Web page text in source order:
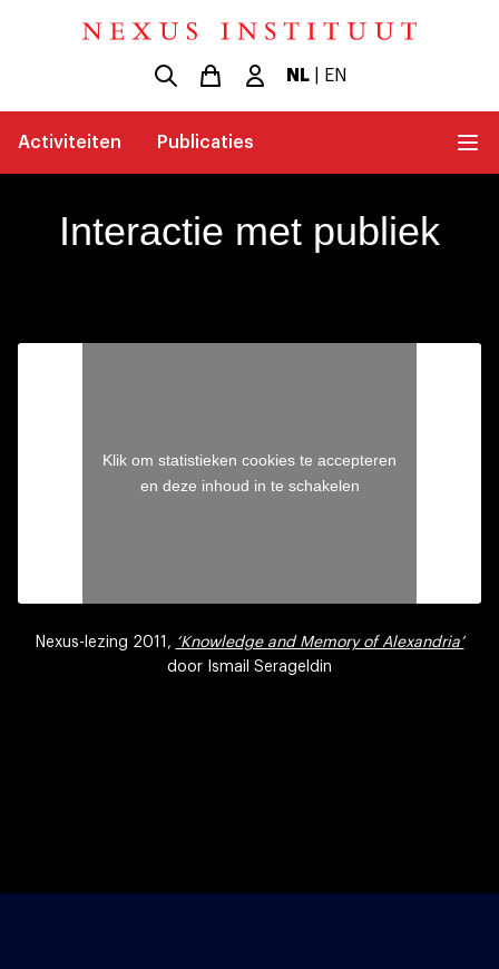
NL| EN
Activiteiten Publicaties
Interactie met publiek
Klik om statistieken cookies te accepteren
en deze inhoud in te schakelen
Nexus-lezing 2011, ‘Knowledge and Memory of Alexandria’
door Ismail Serageldin